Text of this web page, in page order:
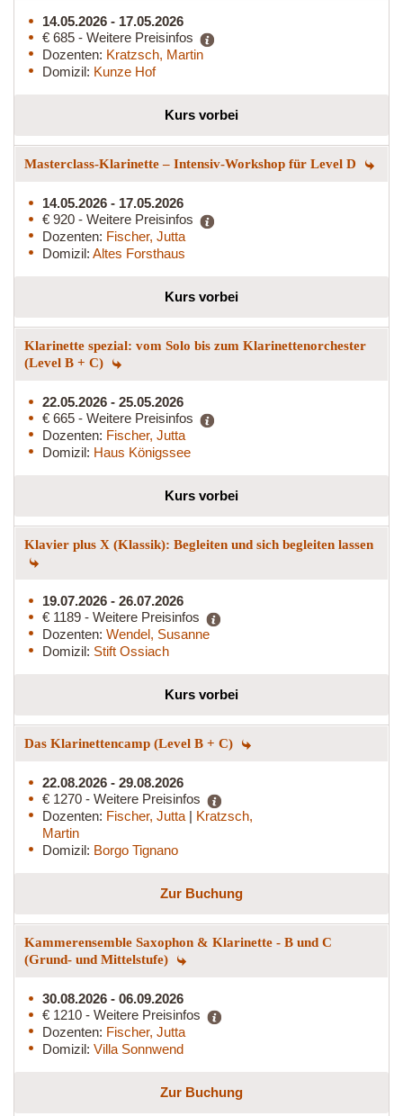
14.05.2026 - 17.05.2026
€ 685 - Weitere Preisinfos
Dozenten: Kratzsch, Martin
Domizil: Kunze Hof
Kurs vorbei
Masterclass-Klarinette – Intensiv-Workshop für Level D
14.05.2026 - 17.05.2026
€ 920 - Weitere Preisinfos
Dozenten: Fischer, Jutta
Domizil: Altes Forsthaus
Kurs vorbei
Klarinette spezial: vom Solo bis zum Klarinettenorchester
(Level B + C)
22.05.2026 - 25.05.2026
€ 665 - Weitere Preisinfos
Dozenten: Fischer, Jutta
Domizil: Haus Königssee
Kurs vorbei
Klavier plus X (Klassik): Begleiten und sich begleiten lassen
19.07.2026 - 26.07.2026
€ 1189 - Weitere Preisinfos
Dozenten: Wendel, Susanne
Domizil: Stift Ossiach
Kurs vorbei
Das Klarinettencamp (Level B + C)
22.08.2026 - 29.08.2026
€ 1270 - Weitere Preisinfos
Dozenten: Fischer, Jutta | Kratzsch,
Martin
Domizil: Borgo Tignano
Zur Buchung
Kammerensemble Saxophon & Klarinette - B und C
(Grund- und Mittelstufe)
30.08.2026 - 06.09.2026
€ 1210 - Weitere Preisinfos
Dozenten: Fischer, Jutta
Domizil: Villa Sonnwend
Zur Buchung